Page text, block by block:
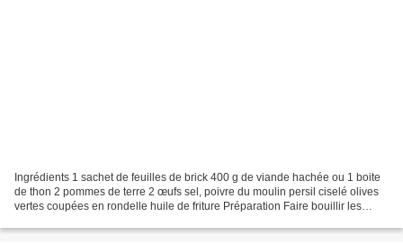
Ingrédients 1 sachet de feuilles de brick 400 g de viande hachée ou 1 boite
de thon 2 pommes de terre 2 œufs sel, poivre du moulin persil ciselé olives
vertes coupées en rondelle huile de friture Préparation Faire bouillir les